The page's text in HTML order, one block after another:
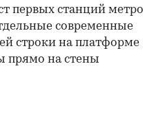
первых станций метро
современные
строки на платформе
прямо на стены